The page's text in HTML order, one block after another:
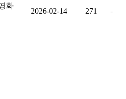
화
2026-02-14 271 -